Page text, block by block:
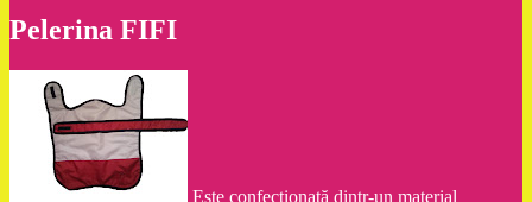
Pelerina FIFI
Este confecţionată dintr-un material